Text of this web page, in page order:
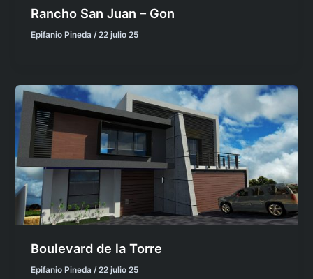
Rancho San Juan – Gon
Epifanio Pineda/22 julio 25
Boulevard de la Torre
Epifanio Pineda/22 julio 25